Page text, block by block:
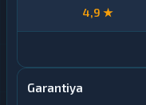
4,9 ★
Garantiya